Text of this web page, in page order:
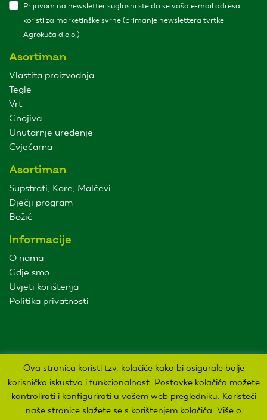
Prijavom na newsletter suglasni ste da se vaša e-mail adresa
koristi za marketinške svrhe (primanje newslettera tvrtke
Agrokuća d.o.o.)
Asortiman
Vlastita proizvodnja
Tegle
Vrt
Gnojiva
Unutarnje uređenje
Cvjećarna
Asortiman
Supstrati, Kore, Malčevi
Dječji program
Božić
Informacije
O nama
Gdje smo
Uvjeti korištenja
Politika privatnosti
Sva prava pridržana Agro kuća d.o.o. 2019. Izrada:
Ova stranica koristi tzv. kolačiće kako bi osigurale bolje
korisničko iskustvo i funkcionalnost. Postavke kolačića možete
kontrolirati i konfigurirati u vašem web pregledniku. Koristeći
naše stranice slažete se s korištenjem kolačića. Više o